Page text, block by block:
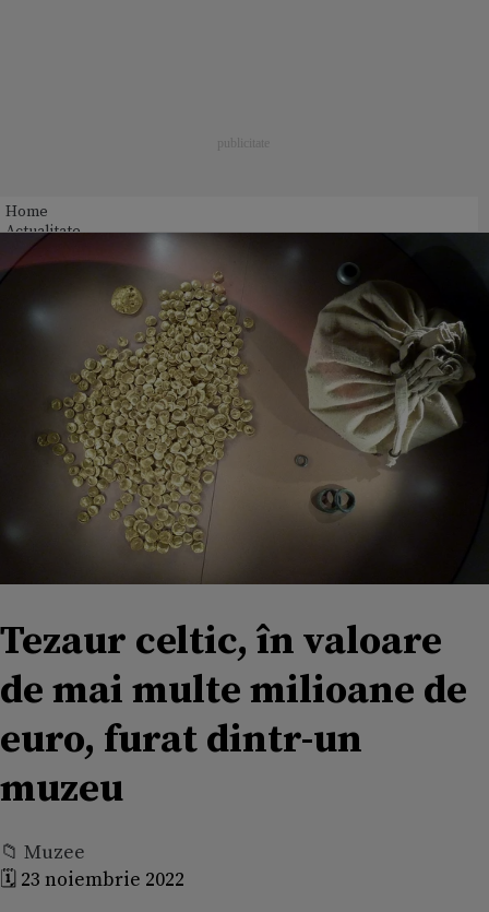
Home
Actualitate
Tezaur celtic, în valoare
de mai multe milioane de
euro, furat dintr-un
muzeu
📁 Muzee
🗓️ 23 noiembrie 2022